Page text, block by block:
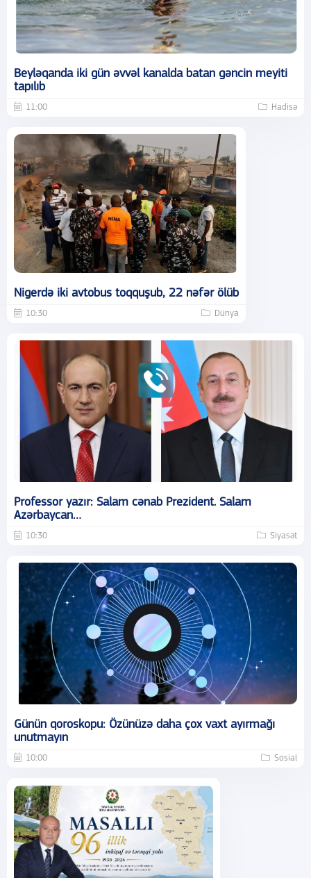
Beyləqanda iki gün əvvəl kanalda batan gəncin meyiti
tapılıb
11:00 Hadisə
Nigerdə iki avtobus toqquşub, 22 nəfər ölüb
10:30 Dünya
Professor yazır: Salam cənab Prezident. Salam
Azərbaycan…
10:30 Siyasət
Günün qoroskopu: Özünüzə daha çox vaxt ayırmağı
unutmayın
10:00 Sosial